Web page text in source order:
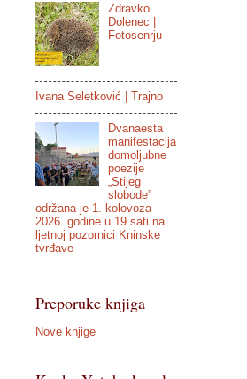
Zdravko
Dolenec |
Fotosenrju
Ivana Seletković | Trajno
Dvanaesta
manifestacija
domoljubne
poezije
„Stijeg
slobode”
održana je 1. kolovoza
2026. godine u 19 sati na
ljetnoj pozornici Kninske
tvrđave
Preporuke knjiga
Nove knjige